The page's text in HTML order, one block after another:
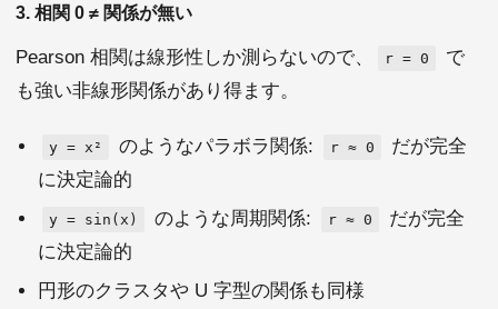
3. 相関 0 ≠ 関係が無い
Pearson 相関は線形性しか測らないので、 r = 0
で
も強い非線形関係があり得ます。
y = x² のようなパラボラ関係: r ≈ 0
だが完全
に決定論的
y = sin(x) のような周期関係: r ≈ 0
だが完全
に決定論的
円形のクラスタや U 字型の関係も同様